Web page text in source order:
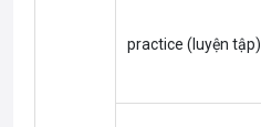
practice (luyện tập)